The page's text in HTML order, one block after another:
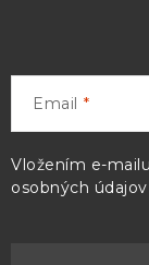
Email
Vložením e-
osobných údajov